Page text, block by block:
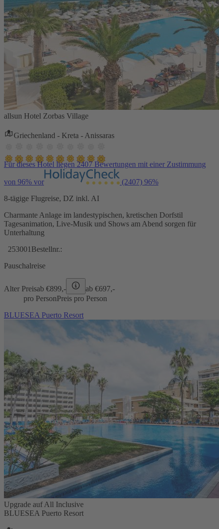
allsun Hotel Zorbas Village
Griechenland - Kreta - Anissaras
Für dieses Hotel liegen 2407 Bewertungen mit einer Zustimmung
von 96% vor (2407) 96%
8-tägige Flugreise, DZ inkl. AI
Charmante Anlage im landestypischen, kretischen Dorfstil
Tagesanimation, Live-Musik und Shows am Abend sorgen für
Unterhaltung
253001 Bestellnr.:
Pauschalreise
Alter Preisab €899,- ab €697,-
pro PersonPreis pro Person
BLUESEA Puerto Resort
Upgrade auf All Inclusive
BLUESEA Puerto Resort